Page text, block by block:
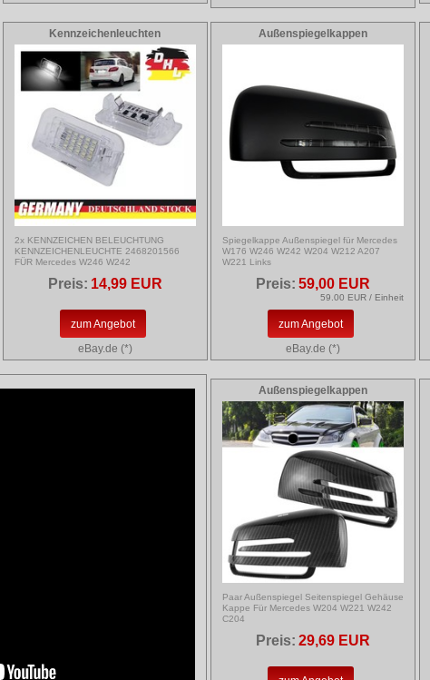
Kennzeichenleuchten
2x KENNZEICHEN BELEUCHTUNG
KENNZEICHENLEUCHTE 2468201566
FÜR Mercedes W246 W242
Preis: 14,99 EUR
zum Angebot
eBay.de (*)
Außenspiegelkappen
Spiegelkappe Außenspiegel für Mercedes
W176 W246 W242 W204 W212 A207
W221 Links
Preis: 59,00 EUR
59.00 EUR / Einheit
zum Angebot
eBay.de (*)
Außenspiegelkappen
Paar Außenspiegel Seitenspiegel Gehäuse
Kappe Für Mercedes W204 W221 W242
C204
Preis: 29,69 EUR